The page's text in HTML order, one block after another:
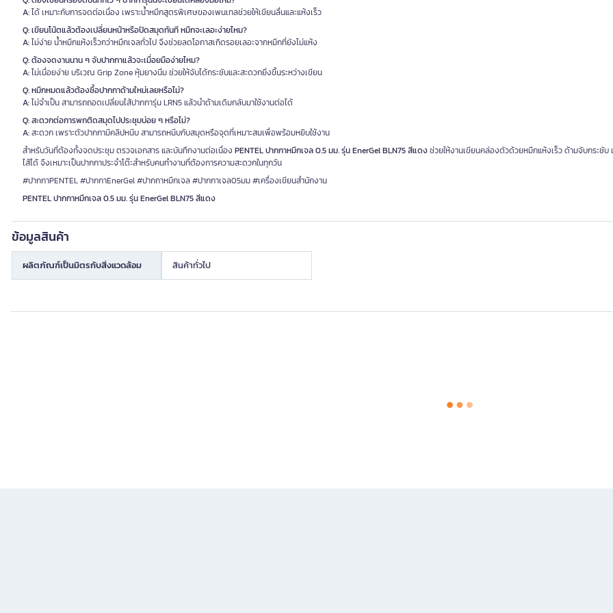
A:ได้ เหมาะกับการจดต่อเนื่อง เพราะน้ำหมึกสูตรพิเศษของเพนเทลช่วยให้เขียนลื่นและแห้งเร็ว
Q: เขียนโน้ตแล้วต้องเปลี่ยนหน้าหรือปิดสมุดทันที หมึกจะเลอะง่ายไหม?
A:ไม่ง่าย น้ำหมึกแห้งเร็วกว่าหมึกเจลทั่วไป จึงช่วยลดโอกาสเกิดรอยเลอะจากหมึกที่ยังไม่แห้ง
Q: ต้องจดงานนาน ๆ จับปากกาแล้วจะเมื่อยมือง่ายไหม?
A:ไม่เมื่อยง่าย บริเวณ Grip Zone หุ้มยางนิ่ม ช่วยให้จับได้กระชับและสะดวกยิ่งขึ้นระหว่างเขียน
Q: หมึกหมดแล้วต้องซื้อปากกาด้ามใหม่เลยหรือไม่?
A:ไม่จำเป็น สามารถถอดเปลี่ยนไส้ปากการุ่น LRN5 แล้วนำด้ามเดิมกลับมาใช้งานต่อได้
Q: สะดวกต่อการพกติดสมุดไปประชุมบ่อย ๆ หรือไม่?
A:สะดวก เพราะตัวปากกามีคลิปหนีบ สามารถหนีบกับสมุดหรือจุดที่เหมาะสมเพื่อพร้อมหยิบใช้งาน
สำหรับวันที่ต้องทั้งจดประชุม ตรวจเอกสาร และบันทึกงานต่อเนื่อง PENTEL ปากกาหมึกเจล 0.5 มม. รุ่น EnerGel BLN75 สีแดงช่วยให้งานเขียนคล่องตัวด้วยหมึกแห้งเร็ว ด้ามจับกระชับ
ไส้ได้ จึงเหมาะเป็นปากกาประจำโต๊ะสำหรับคนทำงานที่ต้องการความสะดวกในทุกวัน
#ปากกาPENTEL #ปากกาEnerGel #ปากกาหมึกเจล #ปากกาเจล05มม #เครื่องเขียนสำนักงาน
PENTEL ปากกาหมึกเจล 0.5 มม. รุ่น EnerGel BLN75 สีแดง
ข้อมูลสินค้า
ผลิตภัณฑ์เป็นมิตรกับสิ่งแวดล้อม สินค้าทั่วไป